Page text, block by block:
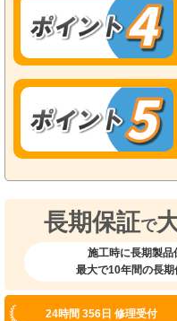
長期保証で
施工時に長期製品
最大で10年間の長期
24時間 356日 修理受付